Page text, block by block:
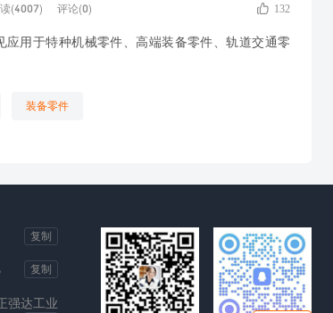
(4007) 评论(0)  132
用于特种机械零件、高端装备零件、轨道交通零
装备零件
复制
复制
强达工业